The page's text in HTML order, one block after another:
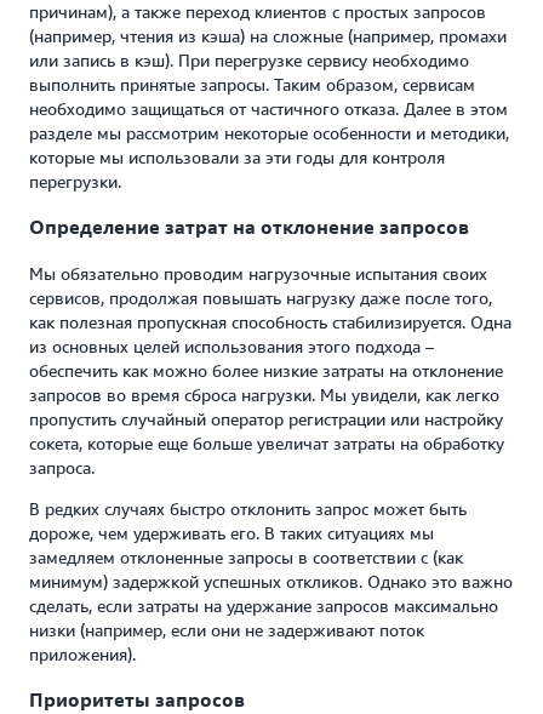
причинам), а также переход клиентов с простых запросов
(например, чтения из кэша) на сложные (например, промахи
или запись в кэш). При перегрузке сервису необходимо
выполнить принятые запросы. Таким образом, сервисам
необходимо защищаться от частичного отказа. Далее в этом
разделе мы рассмотрим некоторые особенности и методики,
которые мы использовали за эти годы для контроля
перегрузки.
Определение затрат на отклонение запросов
Мы обязательно проводим нагрузочные испытания своих
сервисов, продолжая повышать нагрузку даже после того,
как полезная пропускная способность стабилизируется. Одна
из основных целей использования этого подхода –
обеспечить как можно более низкие затраты на отклонение
запросов во время сброса нагрузки. Мы увидели, как легко
пропустить случайный оператор регистрации или настройку
сокета, которые еще больше увеличат затраты на обработку
запроса.
В редких случаях быстро отклонить запрос может быть
дороже, чем удерживать его. В таких ситуациях мы
замедляем отклоненные запросы в соответствии с (как
минимум) задержкой успешных откликов. Однако это важно
сделать, если затраты на удержание запросов максимально
низки (например, если они не задерживают поток
приложения).
Приоритеты запросов